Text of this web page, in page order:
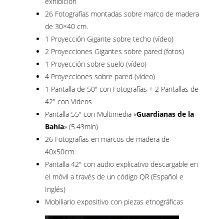
26 Fotografías montadas sobre marco de madera
de 30×40 cm.
1 Proyección Gigante sobre techo (vídeo)
2 Proyecciones Gigantes sobre pared (fotos)
1 Proyección sobre suelo (vídeo)
4 Proyecciones sobre pared (vídeo)
1 Pantalla de 50″ con Fotografías + 2 Pantallas de
42″ con Vídeos
Pantalla 55″ con Multimedia «Guardianas de la
Bahía» (5.43min)
26 Fotografías en marcos de madera de
40x50cm.
Pantalla 42″ con audio explicativo descargable en
el móvil a través de un código QR (Español e
Inglés)
Mobiliario expositivo con piezas etnográficas